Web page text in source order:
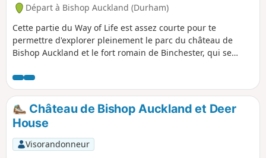
Départ à Bishop Auckland (Durham)
Cette partie du Way of Life est assez courte pour te
permettre d'explorer pleinement le parc du château de
Bishop Auckland et le fort romain de Binchester, qui se
Château de Bishop Auckland et Deer
House
Visorandonneur